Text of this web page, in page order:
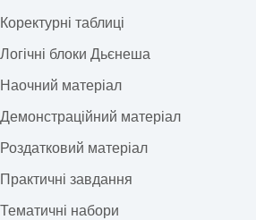
Коректурні таблиці
Логічні блоки Дьєнеша
Наочний матеріал
Демонстраційний матеріал
Роздатковий матеріал
Практичні завдання
Тематичні набори